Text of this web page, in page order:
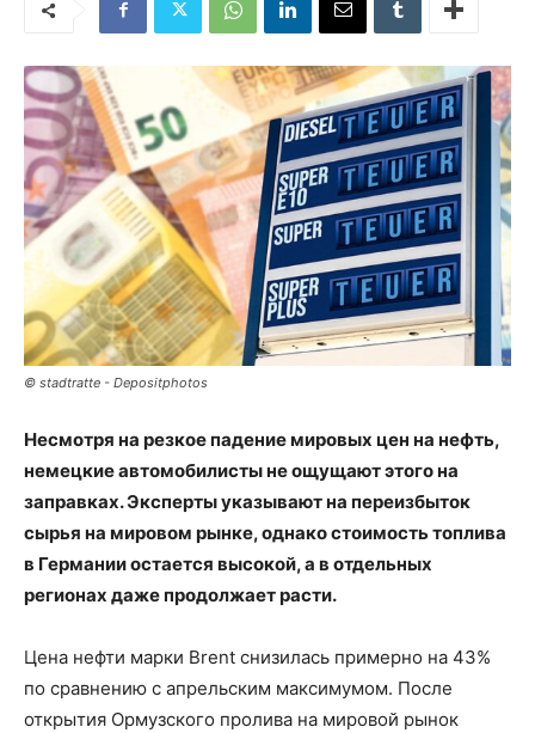
© stadtratte - Depositphotos
Несмотря на резкое падение мировых цен на нефть,
немецкие автомобилисты не ощущают этого на
заправках. Эксперты указывают на переизбыток
сырья на мировом рынке, однако стоимость топлива
в Германии остается высокой, а в отдельных
регионах даже продолжает расти.
Цена нефти марки Brent снизилась примерно на 43%
по сравнению с апрельским максимумом. После
открытия Ормузского пролива на мировой рынок